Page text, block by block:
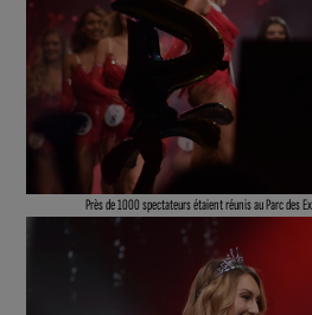
Près de 1000 spectateurs étaient réunis au Parc des